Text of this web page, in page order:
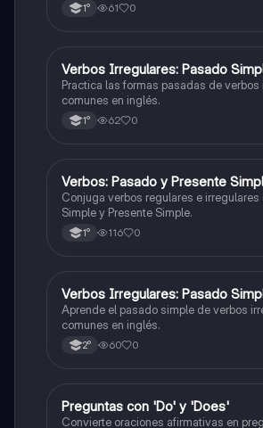
1° 61 0
VInglés
Verbos Irregulares: Pasado
Practica las formas pasadas de verbos
comunes en inglés.
1° 62 0
VInglés
Verbos: Pasado y Presente
Conjuga verbos regulares e irregulares
Simple y Presente Simple.
1° 116 0
VInglés
Verbos Irregulares: Pasado
Aprende el pasado simple de verbos
comunes en inglés.
2° 60 0
PInglés
Preguntas con 'Do' y 'Does'
Convierte oraciones afirmativas en